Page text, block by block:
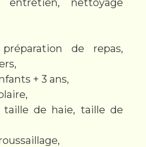
entretien, nettoyage
de repas,
+ 3 ans,
taille de haie, taille de